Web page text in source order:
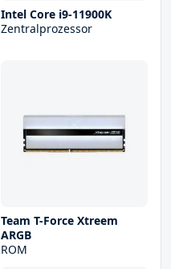
Intel Core i9-11900K
Zentralprozessor
Team T-Force Xtreem
ARGB
ROM